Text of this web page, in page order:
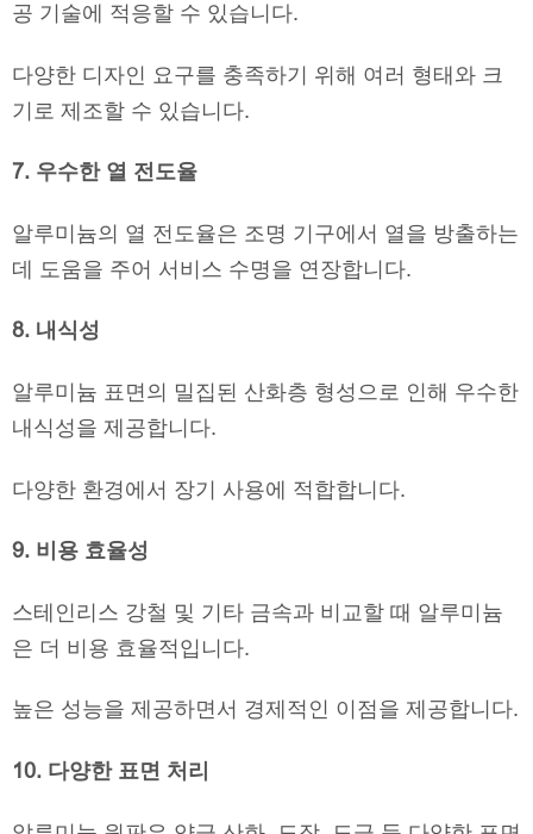
공 기술에 적응할 수 있습니다.
다양한 디자인 요구를 충족하기 위해 여러 형태와 크
기로 제조할 수 있습니다.
7. 우수한 열 전도율
알루미늄의 열 전도율은 조명 기구에서 열을 방출하는
데 도움을 주어 서비스 수명을 연장합니다.
8. 내식성
알루미늄 표면의 밀집된 산화층 형성으로 인해 우수한
내식성을 제공합니다.
다양한 환경에서 장기 사용에 적합합니다.
9. 비용 효율성
스테인리스 강철 및 기타 금속과 비교할 때 알루미늄
은 더 비용 효율적입니다.
높은 성능을 제공하면서 경제적인 이점을 제공합니다.
10. 다양한 표면 처리